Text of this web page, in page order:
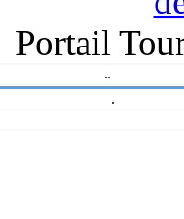
Portail
..
.